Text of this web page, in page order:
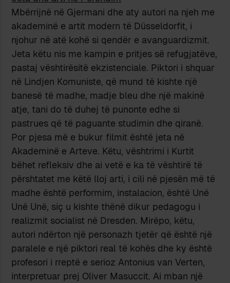
Mbërrijnë në Gjermani dhe aty autori na njeh me
akademinë e artit modern të Düsseldorfit, i
njohur në atë kohë si qendër e avanguardizmit.
Jeta këtu nis me kampin e pritjes së refugjatëve,
pastaj vështirësitë ekzistenciale. Piktori i shquar
në Lindjen Komuniste, që mund të kishte një
banesë të madhe, madje bleu dhe një makinë
atje, tani do të duhej të punonte edhe si
pastrues që të paguante studimin dhe qiranë.
Por pjesa më e bukur filmit është jeta në
Akademinë e Arteve. Këtu, vështrimi i Kurtit
bëhet refleksiv dhe ai vetë e ka të vështirë të
përshtatet me këtë lloj arti, i cili në pjesën më të
madhe është performim, instalacion, është Unë
Unë Unë, siç u kishte thënë dikur pedagogu i
realizmit socialist në Dresden. Mirëpo, këtu,
autori ndërton një personazh tjetër që është një
paralele e një piktori real të kohës dhe ky është
profesori i rreptë e serioz Antonius van Verten,
interpretuar prej Oliver Masuccit. Ai mban një